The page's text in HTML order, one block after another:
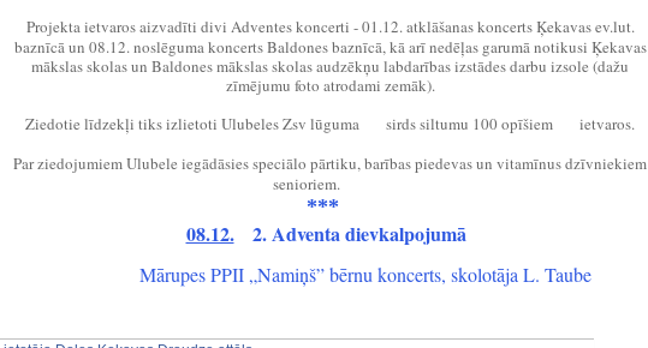
Projekta ietvaros aizvadīti divi Adventes koncerti - 01.12. atklāšanas koncerts Ķekavas ev.lut.
baznīcā un 08.12. noslēguma koncerts Baldones baznīcā, kā arī nedēļas garumā notikusi Ķekavas
mākslas skolas un Baldones mākslas skolas audzēkņu labdarības izstādes darbu izsole (dažu
zīmējumu foto atrodami zemāk).
Ziedotie līdzekļi tiks izlietoti Ulubeles Zsv lūguma
sirds siltumu 100 opīšiem
ietvaros.
Par ziedojumiem Ulubele iegādāsies speciālo pārtiku, barības piedevas un vitamīnus dzīvniekiem
senioriem.
***
08.12. 2. Adventa dievkalpojumā
Mārupes PPII „Namiņš” bērnu koncerts, skolotāja L. Taube